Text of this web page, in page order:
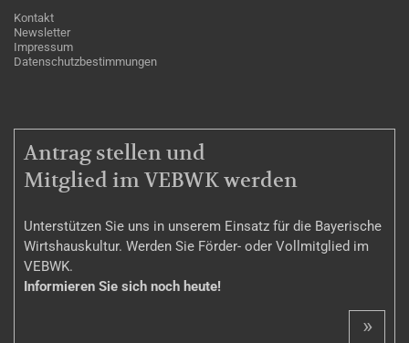
Kontakt
Newsletter
Impressum
Datenschutzbestimmungen
MITGLIEDSCHAFT
Antrag stellen und
Mitglied im VEBWK werden
Unterstützen Sie uns in unserem Einsatz für die Bayerische
Wirtshauskultur. Werden Sie Förder- oder Vollmitglied im
VEBWK.
Informieren Sie sich noch heute!
»